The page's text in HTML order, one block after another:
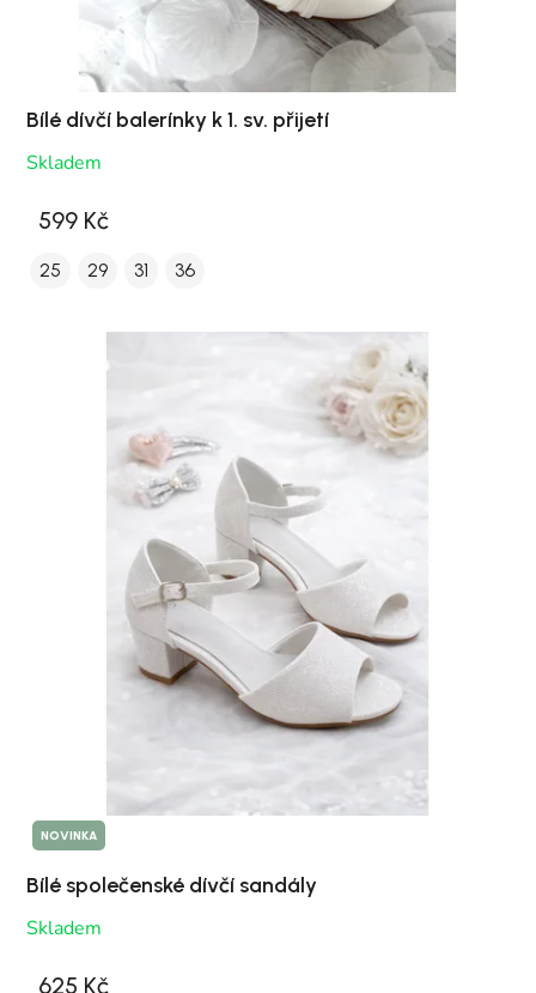
Bílé dívčí balerínky k 1. sv. přijetí
Skladem
599 Kč
25 29 31 36
NOVINKA
Bílé společenské dívčí sandály
Skladem
625 Kč